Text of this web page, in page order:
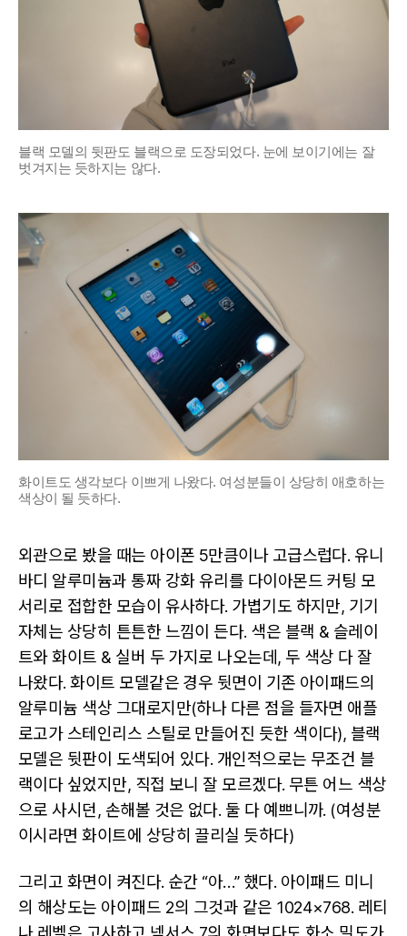
블랙 모델의 뒷판도 블랙으로 도장되었다. 눈에 보이기에는 잘
벗겨지는 듯하지는 않다.
화이트도 생각보다 이쁘게 나왔다. 여성분들이 상당히 애호하는
색상이 될 듯하다.
외관으로 봤을 때는 아이폰 5만큼이나 고급스럽다. 유니
바디 알루미늄과 통짜 강화 유리를 다이아몬드 커팅 모
서리로 접합한 모습이 유사하다. 가볍기도 하지만, 기기
자체는 상당히 튼튼한 느낌이 든다. 색은 블랙 & 슬레이
트와 화이트 & 실버 두 가지로 나오는데, 두 색상 다 잘
나왔다. 화이트 모델같은 경우 뒷면이 기존 아이패드의
알루미늄 색상 그대로지만(하나 다른 점을 들자면 애플
로고가 스테인리스 스틸로 만들어진 듯한 색이다), 블랙
모델은 뒷판이 도색되어 있다. 개인적으로는 무조건 블
랙이다 싶었지만, 직접 보니 잘 모르겠다. 무튼 어느 색상
으로 사시던, 손해볼 것은 없다. 둘 다 예쁘니까. (여성분
이시라면 화이트에 상당히 끌리실 듯하다)
그리고 화면이 켜진다. 순간 “아…” 했다. 아이패드 미니
의 해상도는 아이패드 2의 그것과 같은 1024×768. 레티